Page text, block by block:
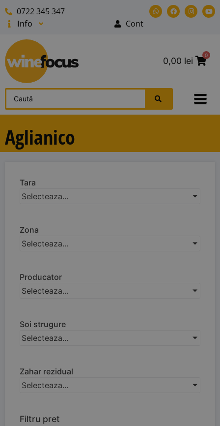
0722 345 347
Info
Cont
0,00 lei
0
Aglianico
Tara
Selecteaza...
Zona
Selecteaza...
Producator
Selecteaza...
Soi strugure
Selecteaza...
Zahar rezidual
Selecteaza...
Filtru pret